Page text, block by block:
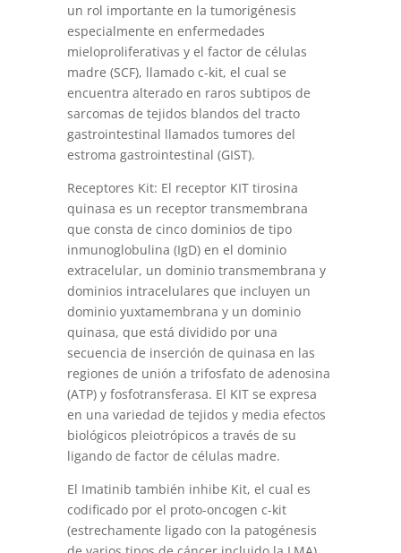
un rol importante en la tumorigénesis
especialmente en enfermedades
mieloproliferativas y el factor de células
madre (SCF), llamado c-kit, el cual se
encuentra alterado en raros subtipos de
sarcomas de tejidos blandos del tracto
gastrointestinal llamados tumores del
estroma gastrointestinal (GIST).
Receptores Kit: El receptor KIT tirosina
quinasa es un receptor transmembrana
que consta de cinco dominios de tipo
inmunoglobulina (IgD) en el dominio
extracelular, un dominio transmembrana y
dominios intracelulares que incluyen un
dominio yuxtamembrana y un dominio
quinasa, que está dividido por una
secuencia de inserción de quinasa en las
regiones de unión a trifosfato de adenosina
(ATP) y fosfotransferasa. El KIT se expresa
en una variedad de tejidos y media efectos
biológicos pleiotrópicos a través de su
ligando de factor de células madre.
El Imatinib también inhibe Kit, el cual es
codificado por el proto-oncogen c-kit
(estrechamente ligado con la patogénesis